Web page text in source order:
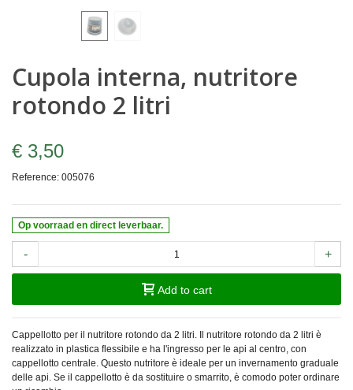
Cupola interna, nutritore
rotondo 2 litri
€ 3,50
Reference: 005076
Op voorraad en direct leverbaar.
- +
Add to cart
Cappellotto per il nutritore rotondo da 2 litri. Il nutritore rotondo da 2 litri è
realizzato in plastica flessibile e ha l'ingresso per le api al centro, con
cappellotto centrale. Questo nutritore è ideale per un invernamento graduale
delle api. Se il cappellotto è da sostituire o smarrito, è comodo poter ordinare